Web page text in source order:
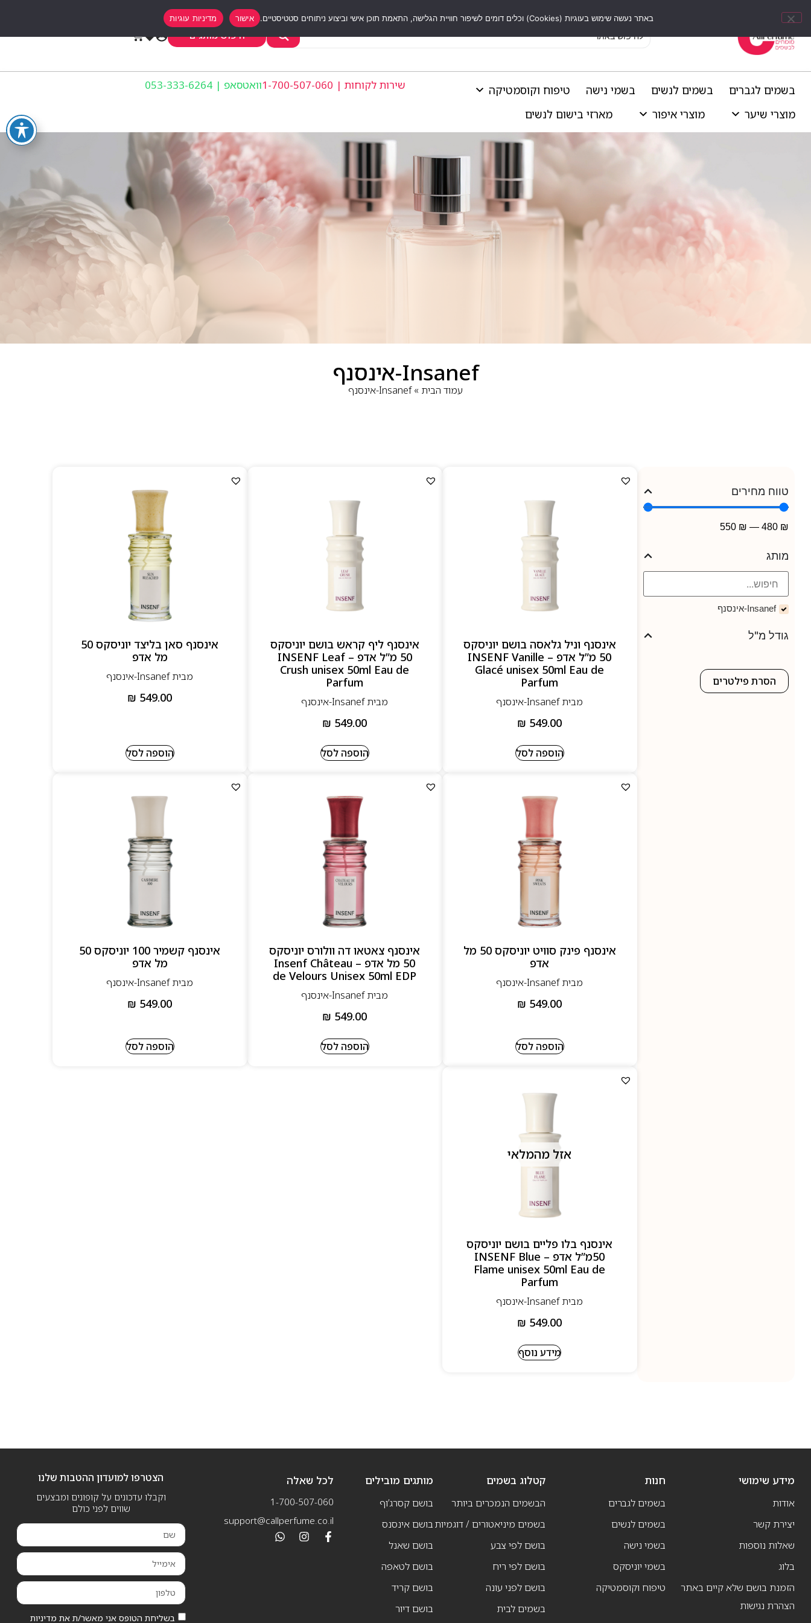
חיפוש מותגים
בשמים לגברים בשמים לנשים בשמי נישה
טיפוח וקוסמטיקה
מוצרי שיער
מוצרי איפור מארזי בישום לנשים
שירות לקוחות | 1-700-507-060 וואטסאפ | 053-333-6264
Insanef-אינסנף
עמוד הבית »Insanef-אינסנף
טווח מחירים
₪
480
—
₪
550
מותג
Insanef-אינסנף
גודל מ"ל
הסרת פילטרים
אינסנף וניל גלאסה בושם יוניסקס
50 מ”ל אדפ – INSENF Vanille
Glacé unisex 50ml Eau de
Parfum
מבית Insanef-אינסנף
₪ 549.00
הוספה לסל
אינסנף ליף קראש בושם יוניסקס
50 מ”ל אדפ – INSENF Leaf
Crush unisex 50ml Eau de
Parfum
מבית Insanef-אינסנף
₪ 549.00
הוספה לסל
אינסנף סאן בליצד יוניסקס 50
מל אדפ
מבית Insanef-אינסנף
₪ 549.00
הוספה לסל
אינסנף פינק סוויט יוניסקס 50 מל
אדפ
מבית Insanef-אינסנף
₪ 549.00
הוספה לסל
אינסנף צאטאו דה וולורס יוניסקס
50 מל אדפ – Insenf Château
de Velours Unisex 50ml EDP
מבית Insanef-אינסנף
₪ 549.00
הוספה לסל
אינסנף קשמיר 100 יוניסקס 50
מל אדפ
מבית Insanef-אינסנף
₪ 549.00
הוספה לסל
אזל מהמלאי
אינסנף בלו פליים בושם יוניסקס
50מ”ל אדפ – INSENF Blue
Flame unisex 50ml Eau de
Parfum
מבית Insanef-אינסנף
₪ 549.00
מידע נוסף
מידע שימושי
אודות
יצירת קשר
שאלות נוספות
בלוג
הזמנת בושם שלא קיים באתר
הצהרת נגישות
חנות
בשמים לגברים
בשמים לנשים
בשמי נישה
בשמי יוניסקס
טיפוח וקוסמטיקה
קטלוג בשמים
הבשמים הנמכרים ביותר
בשמים מיניאטורים / דוגמיות
בושם לפי צבע
בושם לפי ריח
בושם לפני עונה
בשמים לבית
מותגים מובילים
בושם קסרג’וף
בושם אינסנס
בושם שאנל
בושם לטאפה
בושם קריד
בושם דיור
לכל שאלה
1-700-507-060
support@callperfume.co.il
הצטרפו למועדון ההטבות שלנו
וקבלו עדכונים על קופונים ומבצעים
שווים לפני כולם
בשליחת הטופס אני מאשר/ת את מדיניות
באתר נעשה שימוש בעוגיות (Cookies) וכלים דומים לשיפור חוויית הגלישה, התאמת תוכן אישי וביצוע ניתוחים סטטיסטיים. אישור מדיניות עוגיות